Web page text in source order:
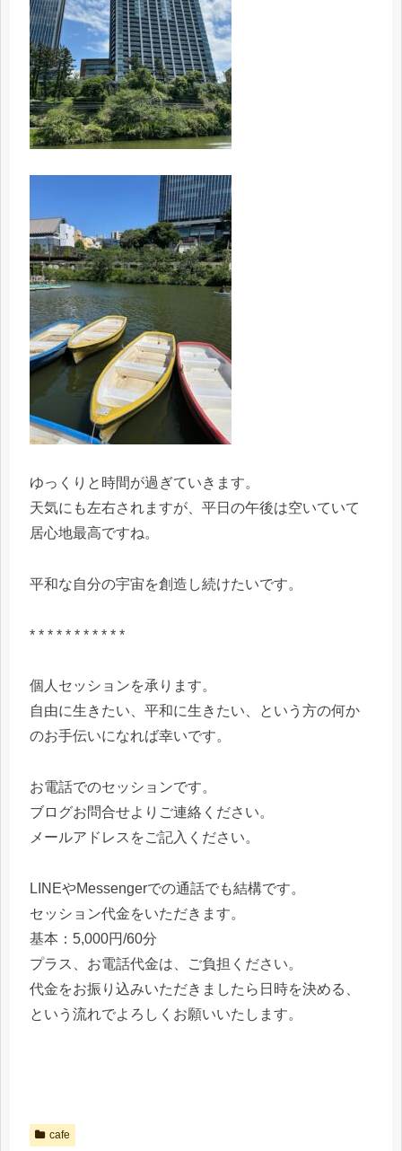
ゆっくりと時間が過ぎていきます。
天気にも左右されますが、平日の午後は空いていて
居心地最高ですね。
平和な自分の宇宙を創造し続けたいです。
* * * * * * * * * * *
個人セッションを承ります。
自由に生きたい、平和に生きたい、という方の何か
のお手伝いになれば幸いです。
お電話でのセッションです。
ブログお問合せよりご連絡ください。
メールアドレスをご記入ください。
LINEやMessengerでの通話でも結構です。
セッション代金をいただきます。
基本：5,000円/60分
プラス、お電話代金は、ご負担ください。
代金をお振り込みいただきましたら日時を決める、
という流れでよろしくお願いいたします。
cafe